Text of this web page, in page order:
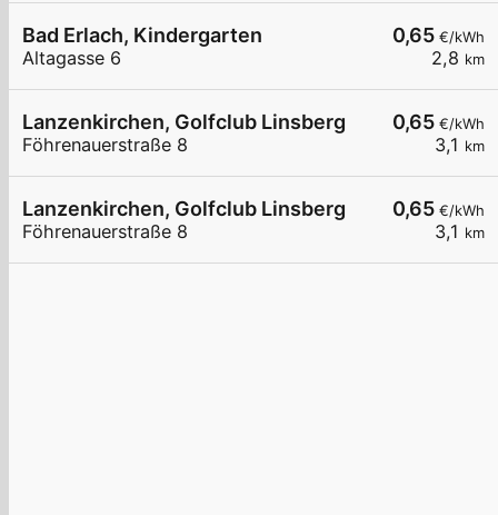
0,65 €/kWh
2,8 km
Bad Erlach, Kindergarten
Altagasse 6
0,65 €/kWh
3,1 km
Lanzenkirchen, Golfclub Linsberg
Föhrenauerstraße 8
0,65 €/kWh
3,1 km
Lanzenkirchen, Golfclub Linsberg
Föhrenauerstraße 8